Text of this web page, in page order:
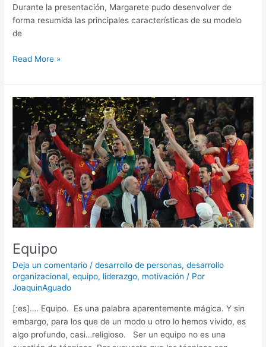
Durante la presentación, Margarete pudo desenvolver de
forma resumida las principales características de su modelo
de
Read More »
Equipo
Deja un comentario /desarrollo de personas,desarrollo
organizacional,equipo, liderazgo, motivación / Por
JoaquinAguado
[:es]…. Equipo. Es una palabra aparentemente mágica. Y sin
embargo, para los que de un modo u otro lo hemos vivido, es
algo profundo, casi…religioso. Ser un equipo no es una
Equipo